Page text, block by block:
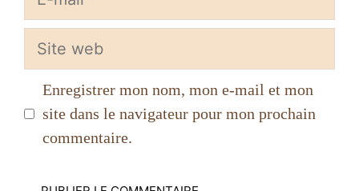
Site
Enregistrer mon nom, mon e-mail et mon
site dans le navigateur pour mon prochain
commentaire.